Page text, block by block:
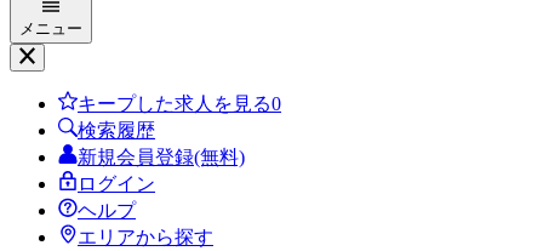
メニュー
キープした求人を見る0
検索履歴
新規会員登録(無料)
ログイン
ヘルプ
エリアから探す